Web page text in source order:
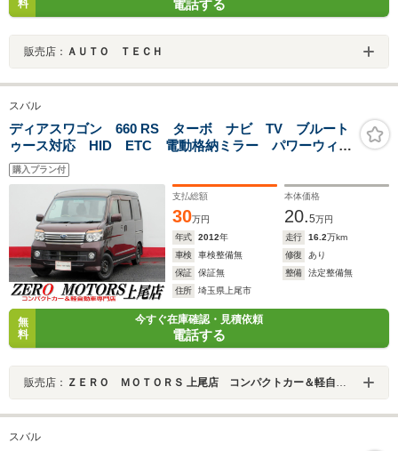
料 電話する
販売店： ＡＵＴＯ ＴＥＣＨ
スバル
ディアスワゴン 660 RS ターボ ナビ TV ブルート
ゥース対応 HID ETC 電動格納ミラー パワーウィン
ドウ
購入プラン付
支払総額
30万円
本体価格
20.5万円
年式
2012年 走行 16.2万km
車検
車検整備無 修復
あり
保証
保証無 整備
法定整備無
住所
埼玉県上尾市
無
料
今すぐ在庫確認・見積依頼
電話する
販売店： ＺＥＲＯ ＭＯＴＯＲＳ 上尾店 コンパクトカー＆軽自動車専門店
スバル